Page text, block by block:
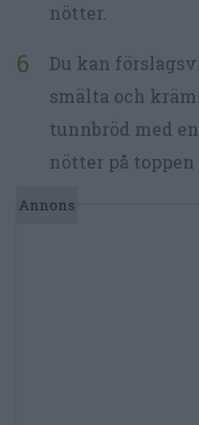
nötter.
Du kan
smälta och
tunnbröd med
nötter på toppen